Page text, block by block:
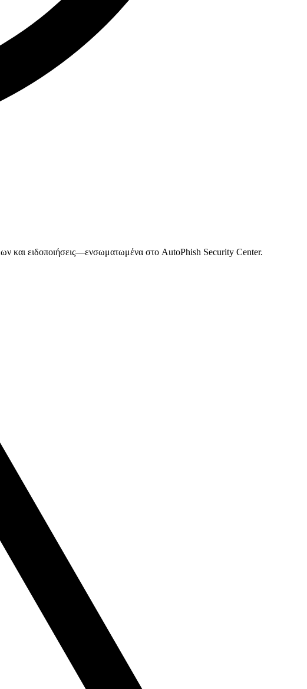
και ειδοποιήσεις—ενσωματωμένα στο AutoPhish Security Center.